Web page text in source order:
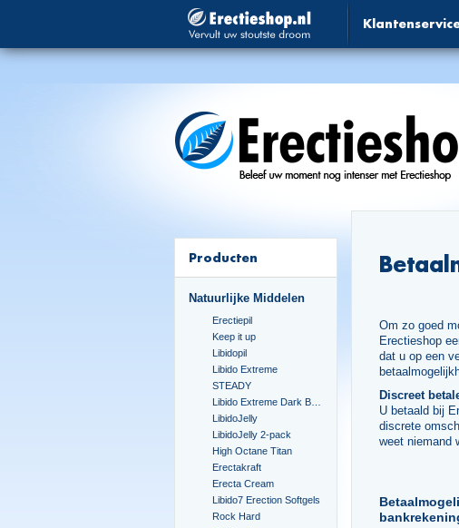
Producten
Natuurlijke Middelen
Erectiepil
Keep it up
Libidopil
Libido Extreme
STEADY
LibidoJelly
LibidoJelly 2-pack
High Octane Titan
Erectakraft
Erecta Cream
Libido7 Erection Softgels
Rock Hard
Om zo goed
Erectieshop
dat u op een
Discreet
U betaald bij
discrete
weet niemand